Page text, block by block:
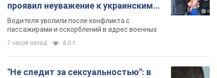
проявил неуважение к украинским
военным и поплатился за это.
Видео
Водителя уволили после конфликта с
пассажирами и оскорблений в адрес военных
7 часов назад 8,0 т.
"Не следит за сексуальностью": в